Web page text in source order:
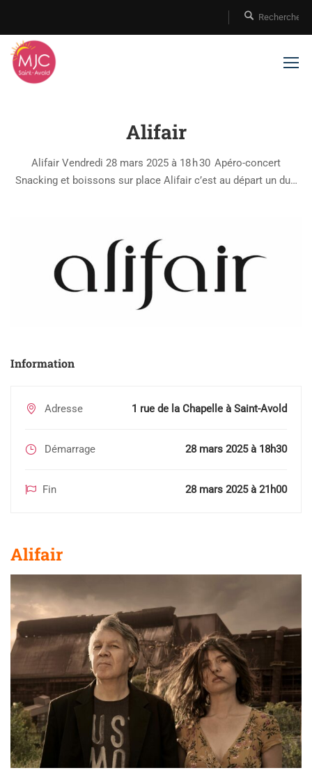
Alifair
Alifair Vendredi 28 mars 2025 à 18 h 30 Apéro-concert
Snacking et boissons sur place Alifair c’est au départ un duo
Information
Adresse 1 rue de la Chapelle à Saint-Avold
Démarrage 28 mars 2025 à 18h30
Fin 28 mars 2025 à 21h00
Alifair